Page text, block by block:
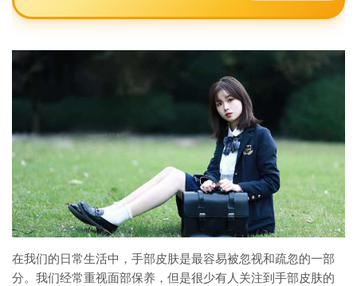
在我们的日常生活中，手部皮肤是最容易被忽视和疏忽的一部
分。我们经常重视面部保养，但是很少有人关注到手部皮肤的